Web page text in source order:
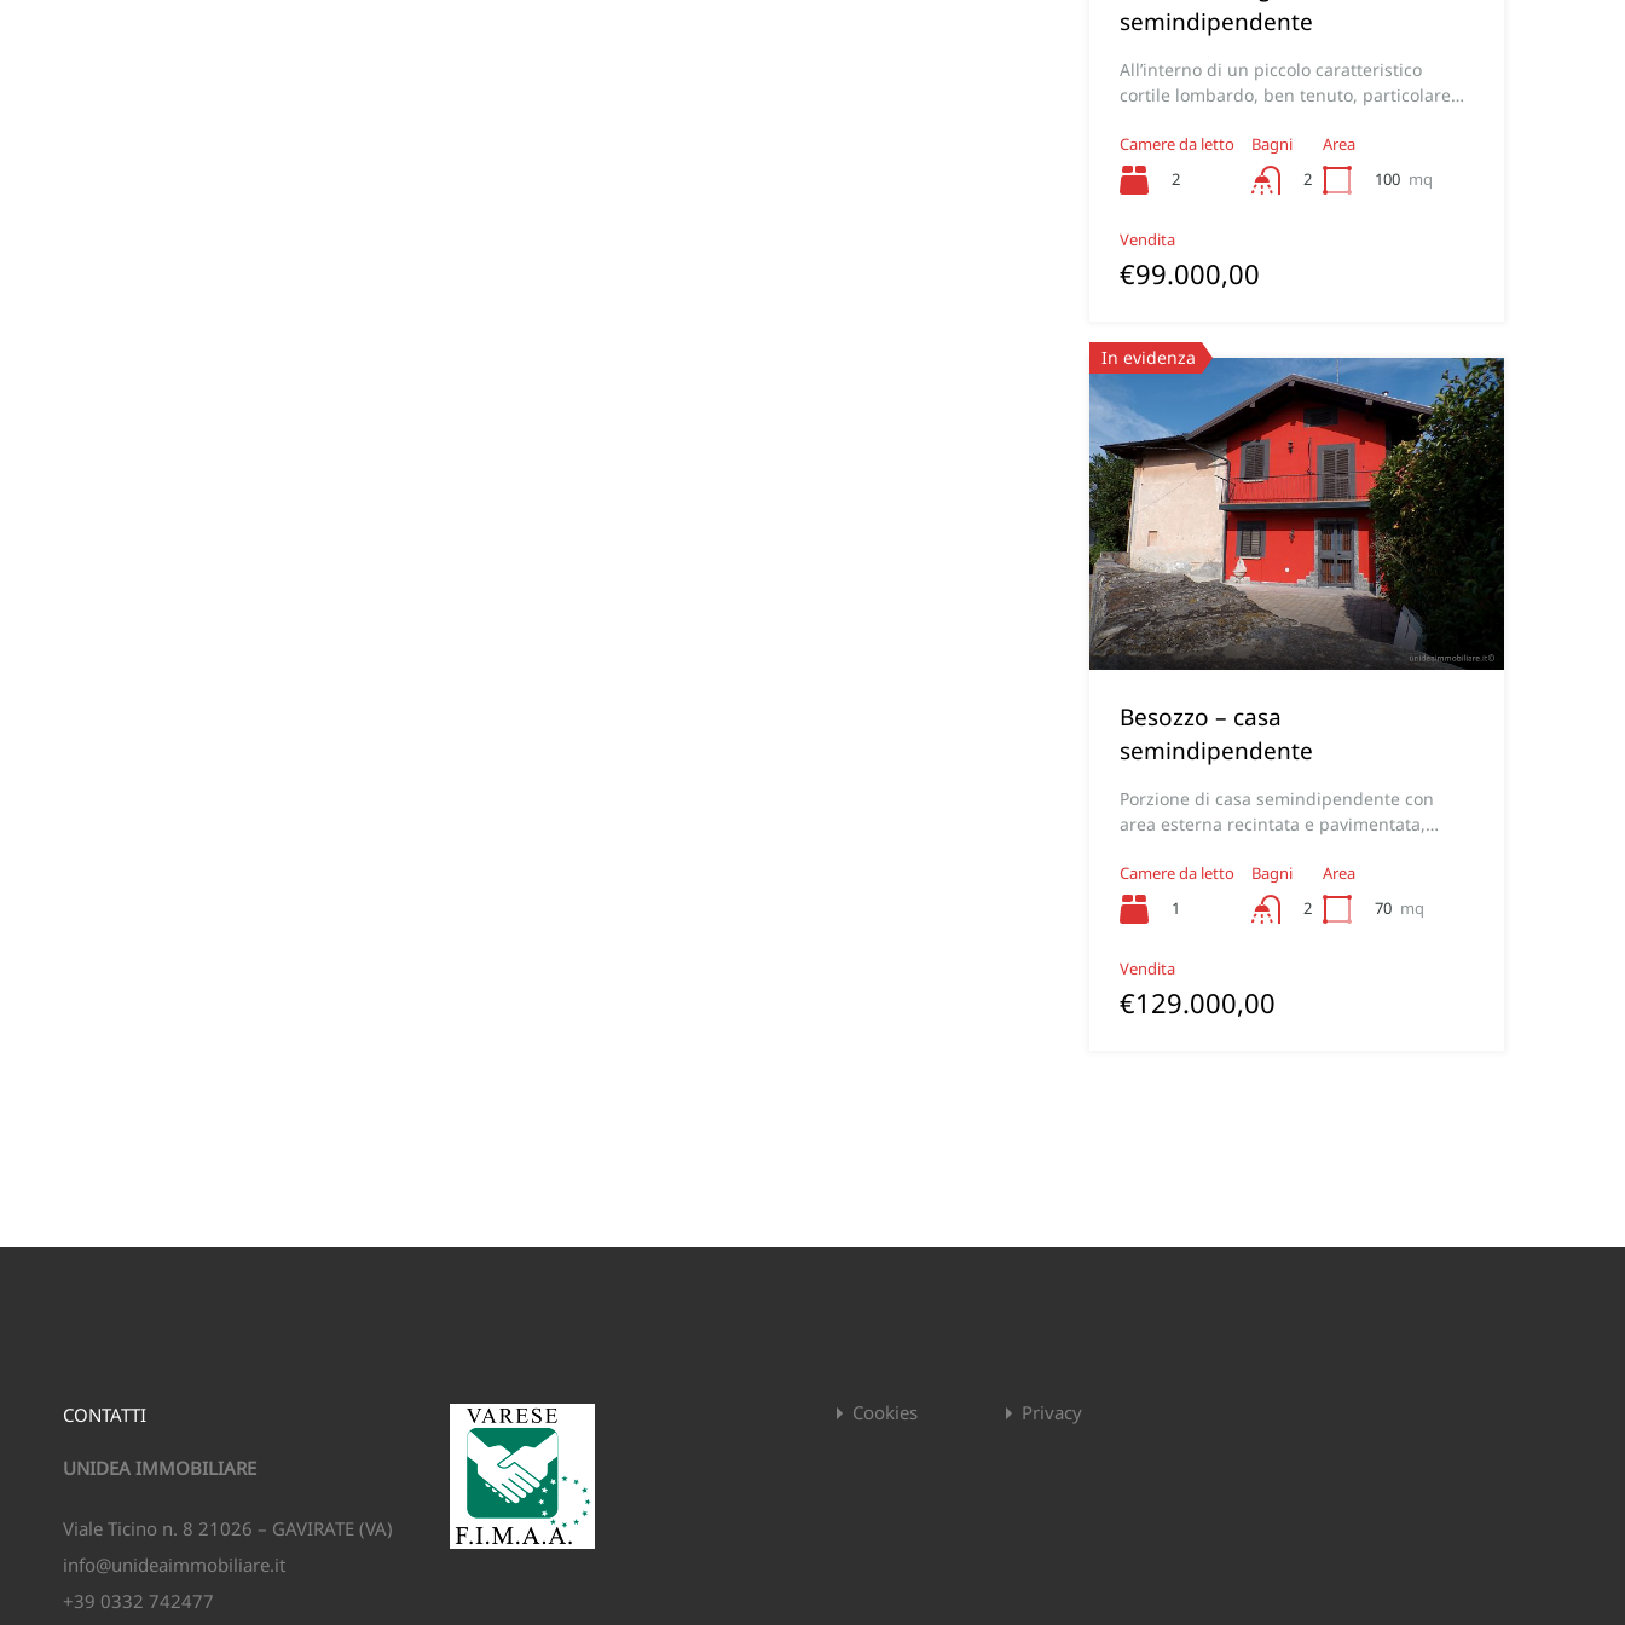
semindipendente
All’interno di un piccolo caratteristico
cortile lombardo, ben tenuto, particolare…
Camere da letto
2
Bagni
2
Area
100 mq
Vendita
€99.000,00
In evidenza
Besozzo – casa
semindipendente
Porzione di casa semindipendente con
area esterna recintata e pavimentata,…
Camere da letto
1
Bagni
2
Area
70 mq
Vendita
€129.000,00
CONTATTI
UNIDEA IMMOBILIARE
Viale Ticino n. 8 21026 – GAVIRATE (VA)
info@unideaimmobiliare.it
+39 0332 742477
Cookies Privacy